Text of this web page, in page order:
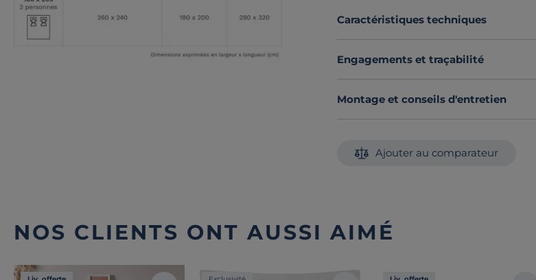
Caractéristiques techniques
Engagements et traçabilité
Montage et conseils d'entretien
Ajouter au comparateur
NOS CLIENTS ONT AUSSI AIMÉ